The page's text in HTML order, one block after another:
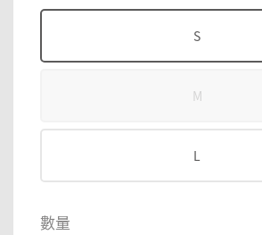
S
M
L
數量